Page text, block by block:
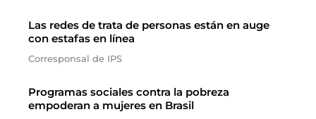
Las redes de trata de personas están en auge
con estafas en línea
Corresponsal de IPS
Programas sociales contra la pobreza
empoderan a mujeres en Brasil